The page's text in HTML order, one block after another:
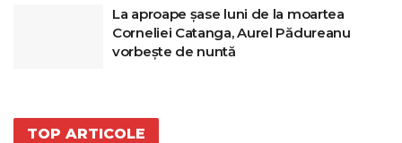
La aproape șase luni de la moartea
Corneliei Catanga, Aurel Pădureanu
vorbește de nuntă
TOP ARTICOLE